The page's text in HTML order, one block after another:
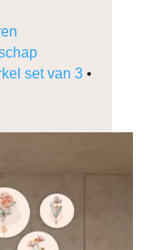
set van 3 •